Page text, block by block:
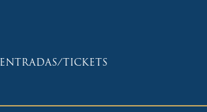
ENTRADAS/TICKETS